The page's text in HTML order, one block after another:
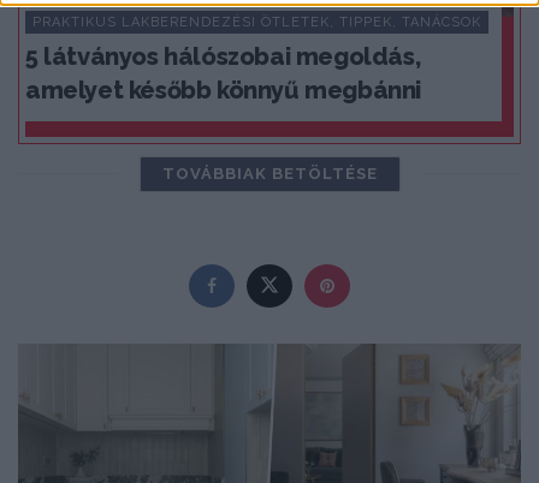
PRAKTIKUS LAKBERENDEZÉSI ÖTLETEK, TIPPEK, TANÁCSOK
5 látványos hálószobai megoldás,
amelyet később könnyű megbánni
TOVÁBBIAK BETÖLTÉSE